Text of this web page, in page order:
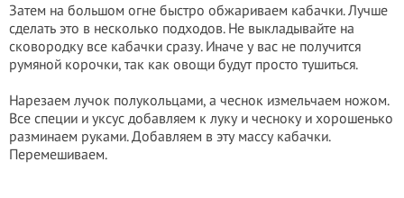
Затем на большом огне быстро обжариваем кабачки. Лучше
сделать это в несколько подходов. Не выкладывайте на
сковородку все кабачки сразу. Иначе у вас не получится
румяной корочки, так как овощи будут просто тушиться.
Нарезаем лучок полукольцами, а чеснок измельчаем ножом.
Все специи и уксус добавляем к луку и чесноку и хорошенько
разминаем руками. Добавляем в эту массу кабачки.
Перемешиваем.